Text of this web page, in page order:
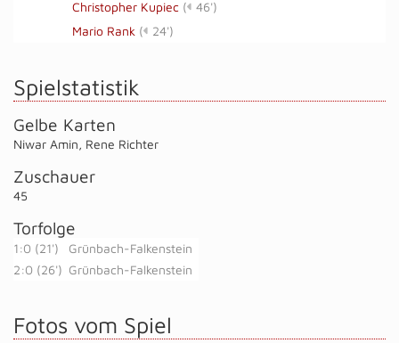
Christopher Kupiec (
46')
Mario Rank ( 24')
Spielstatistik
Gelbe Karten
Niwar Amin, Rene Richter
Zuschauer
45
Torfolge
1:0 (21')
Grünbach-Falkenstein
2:0 (26') Grünbach-Falkenstein
Fotos vom Spiel